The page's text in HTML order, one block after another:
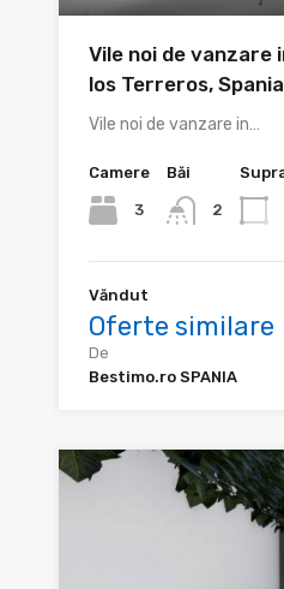
Vile noi de vanzare
los Terreros, Spania
Vile noi de vanzare in…
Camere
3
Băi
2
Văndut
Oferte similare
De
Bestimo.ro SPANIA